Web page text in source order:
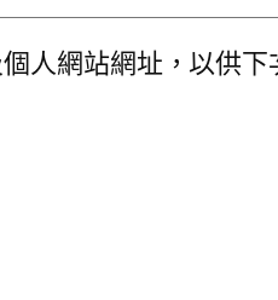
人網站網址，以供下